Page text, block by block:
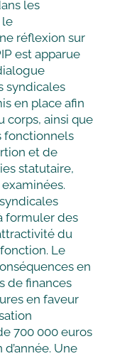
les
le
réflexion sur
est apparue
syndicales
en place afin
corps, ainsi que
fonctionnels
et de
statutaire,
formuler des
du
Le
en
de finances
en faveur
700 000 euros
Une